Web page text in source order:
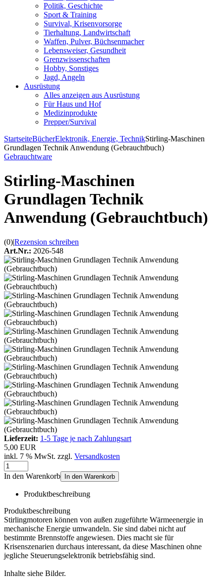
Politik, Geschichte
Sport & Training
Survival, Krisenvorsorge
Tierhaltung, Landwirtschaft
Waffen, Pulver, Büchsenmacher
Lebensweiser, Gesundheit
Grenzwissenschaften
Hobby, Sonstiges
Jagd, Angeln
Ausrüstung
Alles anzeigen aus Ausrüstung
Für Haus und Hof
Medizinprodukte
Prepper/Survival
StartseiteBücherElektronik, Energie, TechnikStirling-Maschinen
Grundlagen Technik Anwendung (Gebrauchtbuch)
Gebrauchtware
Stirling-Maschinen
Grundlagen Technik
Anwendung (Gebrauchtbuch)
(0)|Rezension schreiben
Art.Nr.: 2026-548
Lieferzeit: 1-5 Tage je nach Zahlungsart
5,00 EUR
inkl. 7 % MwSt. zzgl. Versandkosten
In den Warenkorb In den Warenkorb
Produktbeschreibung
Produktbeschreibung
Stirlingmotoren können von außen zugeführte Wärmeenergie in
mechanische Energie umwandeln. Sie sind dabei nicht auf
bestimmte Brennstoffe angewiesen. Dies macht sie für
Krisenszenarien durchaus interessant, da diese Maschinen ohne
jegliche Steuerungselektronik betriebsfähig sind.
Inhalte siehe Bilder.